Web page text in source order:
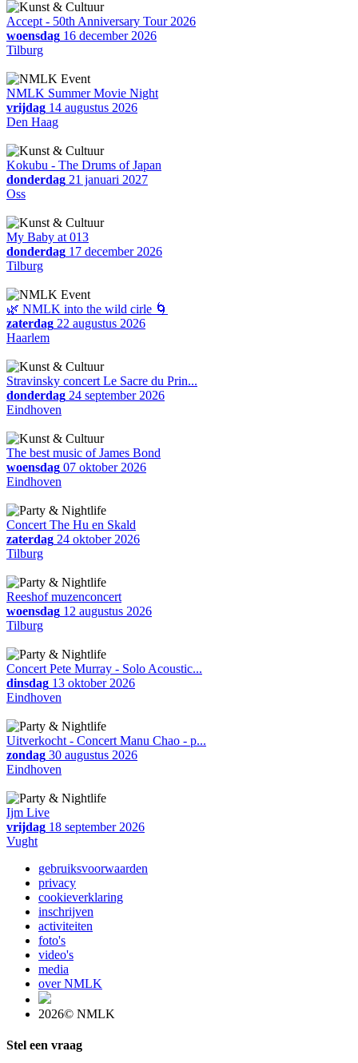
Accept - 50th Anniversary Tour 2026
woensdag 16 december 2026
Tilburg
NMLK Summer Movie Night
vrijdag 14 augustus 2026
Den Haag
Kokubu - The Drums of Japan
donderdag 21 januari 2027
Oss
My Baby at 013
donderdag 17 december 2026
Tilburg
🌿 NMLK into the wild cirle 🌀
zaterdag 22 augustus 2026
Haarlem
Stravinsky concert Le Sacre du Prin...
donderdag 24 september 2026
Eindhoven
The best music of James Bond
woensdag 07 oktober 2026
Eindhoven
Concert The Hu en Skald
zaterdag 24 oktober 2026
Tilburg
Reeshof muzenconcert
woensdag 12 augustus 2026
Tilburg
Concert Pete Murray - Solo Acoustic...
dinsdag 13 oktober 2026
Eindhoven
Uitverkocht - Concert Manu Chao - p...
zondag 30 augustus 2026
Eindhoven
Ijm Live
vrijdag 18 september 2026
Vught
gebruiksvoorwaarden
privacy
cookieverklaring
inschrijven
activiteiten
foto's
video's
media
over NMLK
2026© NMLK
Stel een vraag